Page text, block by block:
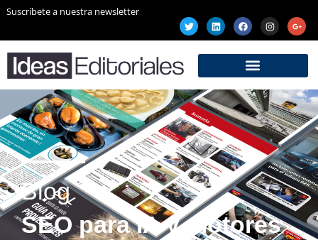
Suscríbete a nuestra newsletter
Blog
SEO para IA y motores